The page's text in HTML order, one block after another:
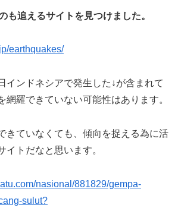
も追えるサイトを見つけました。
earthquakes/
インドネシアで発生した↓が含まれて
網羅できていない可能性はあります。
きていなくても、傾向を捉える為に活
イトだなと思います。
nasional/881829/gempa-
sulut?